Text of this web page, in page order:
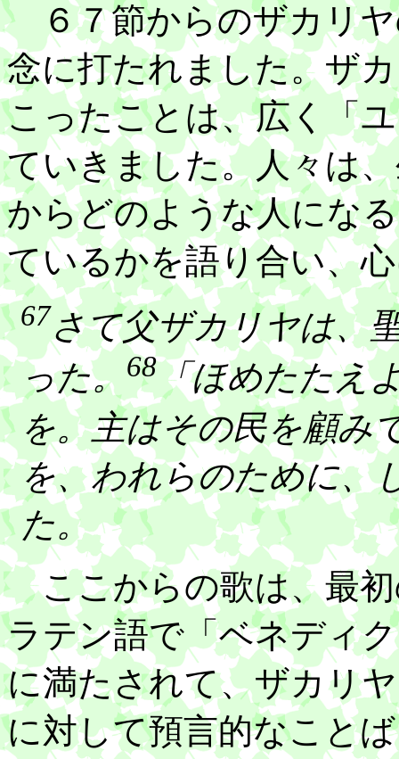
６７節からのザカリヤ
念に打たれました。ザ
こったことは、広く「
ていきました。人々は
からどのような人にな
ているかを語り合い、
67さて父ザカリヤは、
った。 68 「ほめたたえ
を。主はその民を顧み
を、われらのために、
た。
ここからの歌は、最初
ラテン語で「ベネディ
に満たされて、ザカリ
に対して預言的なこと